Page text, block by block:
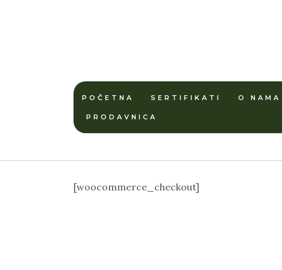
POČETNA SERTIFIKATI O NAMA
PRODAVNICA
[woocommerce_checkout]